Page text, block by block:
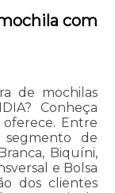
com
de mochilas
Conheça
Entre
de
Biquíni,
e Bolsa
dos clientes